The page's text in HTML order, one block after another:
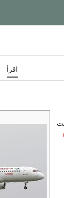
اقرأ
قامت